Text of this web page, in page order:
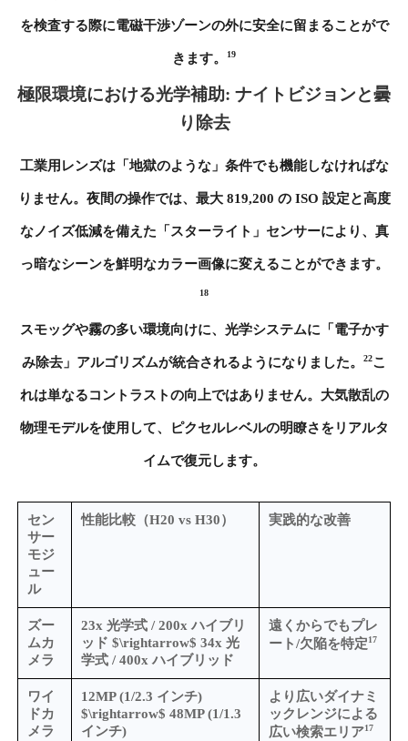
を検査する際に電磁干渉ゾーンの外に安全に留まることがで
きます。 19
極限環境における光学補助: ナイトビジョンと曇
り除去
工業用レンズは「地獄のような」条件でも機能しなければな
りません。夜間の操作では、最大 819,200 の ISO 設定と高度
なノイズ低減を備えた「スターライト」センサーにより、真
っ暗なシーンを鮮明なカラー画像に変えることができます。
18
スモッグや霧の多い環境向けに、光学システムに「電子かす
み除去」アルゴリズムが統合されるようになりました。 22こ
れは単なるコントラストの向上ではありません。大気散乱の
物理モデルを使用して、ピクセルレベルの明瞭さをリアルタ
イムで復元します。
セン
サー
モジ
ュー
ル
性能比較（H20 vs H30） 実践的な改善
ズー
ムカ
メラ
23x 光学式 / 200x ハイブリ
ッド $\rightarrow$ 34x 光
学式 / 400x ハイブリッド
遠くからでもプレ
ート/欠陥を特定17
ワイ
ドカ
メラ
12MP (1/2.3 インチ)
$\rightarrow$ 48MP (1/1.3
インチ)
より広いダイナミ
ックレンジによる
広い検索エリア17